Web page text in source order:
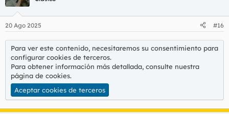
20 Ago 2025 #16
Para ver este contenido, necesitaremos su consentimiento para
configurar cookies de terceros.
Para obtener información más detallada, consulte nuestra
página de cookies.
Aceptar cookies de terceros